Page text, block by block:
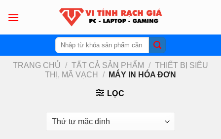
Tìm
kiếm:
TRANG CHỦ / TẤT CẢ SẢN PHẨM / THIẾT BỊ SIÊU
THỊ, MÃ VẠCH
/ MÁY IN HÓA ĐƠN
LỌC